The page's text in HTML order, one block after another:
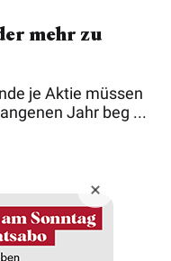
mehr zu
je Aktie müssen
Jahr beg ...
AG